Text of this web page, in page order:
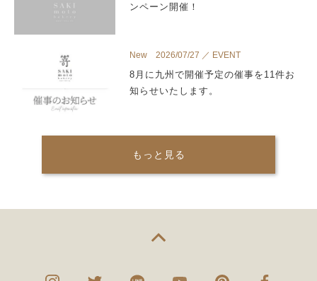
ンペーン開催！
New 2026/07/27 ／ EVENT
8月に九州で開催予定の催事を11件お
知らせいたします。
もっと見る